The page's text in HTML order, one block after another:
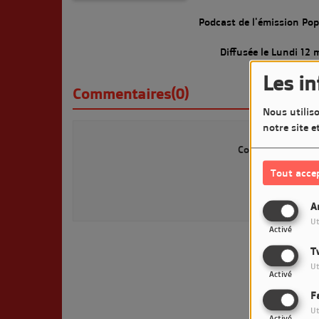
Les
Nous
notre site
Tout
Activé
Activé
Podcast de l'émission
Diffusée le Lundi 12
Commentaires(0)
Connectez-vous
SE